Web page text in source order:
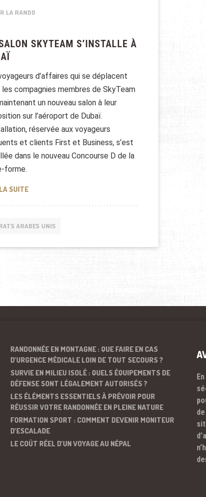
LA RANDO
SKYTEAM S’INSTALLE À
d’affaires qui se déplacent
compagnies membres de SkyTeam
un nouveau salon à leur
sur l’aéroport de Dubaï.
réservée aux voyageurs
et clients First et Business, s’est
dans le nouveau Concourse D de la
forme.
SUITEUN SALON SKYTEAM S’INSTALLE À DUBAÏ
ARABES UNIS
RANDONNÉE EN MONTAGNE : QUE FAIRE EN CAS
D’URGENCE MÉDICALE LOIN DE TOUT SECOURS ?
SURVIE EN MILIEU ISOLÉ : QUELS ÉQUIPEMENTS DE
DÉFENSE SONT LÉGALEMENT AUTORISÉS ?
LES ÉLÉMENTS ESSENTIELS À PRÉVOIR POUR
RÉUSSIR VOTRE RANDONNÉE EN PLEINE NATURE
FORMATION SPORT : COMMENT DEVENIR MONITEUR
D’ESCALADE
LE COÛT RÉEL D’UN VOYAGE AU NÉPAL